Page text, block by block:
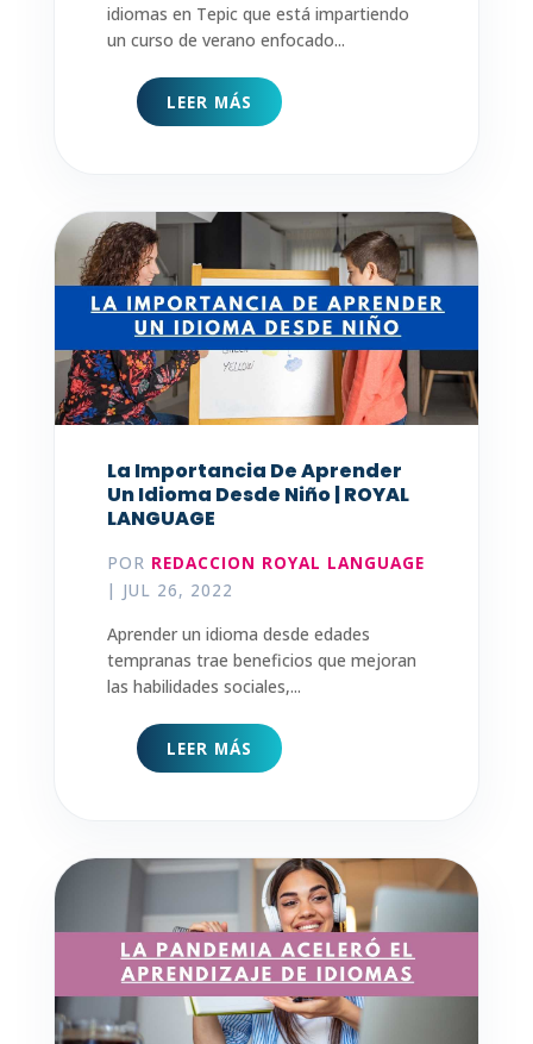
idiomas en Tepic que está impartiendo
un curso de verano enfocado...
LEER MÁS
La Importancia De Aprender
Un Idioma Desde Niño | ROYAL
LANGUAGE
POR REDACCION ROYAL LANGUAGE
| JUL 26, 2022
Aprender un idioma desde edades
tempranas trae beneficios que mejoran
las habilidades sociales,...
LEER MÁS